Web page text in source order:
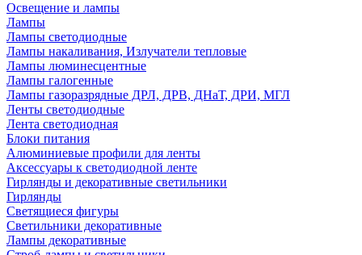
Освещение и лампы
Лампы
Лампы светодиодные
Лампы накаливания, Излучатели тепловые
Лампы люминесцентные
Лампы галогенные
Лампы газоразрядные ДРЛ, ДРВ, ДНаТ, ДРИ, МГЛ
Ленты светодиодные
Лента светодиодная
Блоки питания
Алюминиевые профили для ленты
Аксессуары к светодиодной ленте
Гирлянды и декоративные светильники
Гирлянды
Светящиеся фигуры
Светильники декоративные
Лампы декоративные